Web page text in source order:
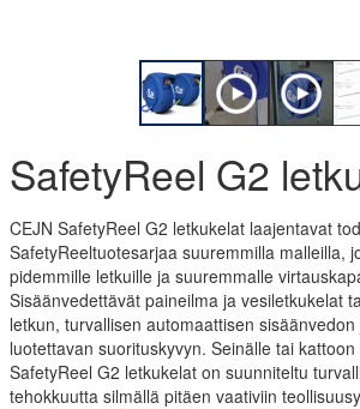
SafetyReel G2
CEJN SafetyReel G2 letkukelat laajentavat
SafetyReeltuotesarjaa suuremmilla malleilla,
pidemmille letkuille ja suuremmalle
Sisäänvedettävät paineilma ja vesiletkukelat
letkun, turvallisen automaattisen
luotettavan suorituskyvyn. Seinälle tai
SafetyReel G2 letkukelat on suunniteltu
tehokkuutta silmällä pitäen vaativiin